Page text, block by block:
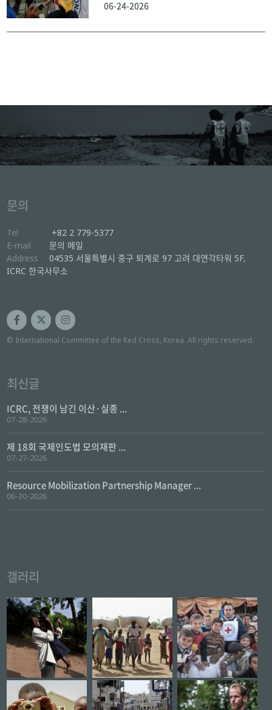
06-24-2026
문의
Tel
+82 2 779-5377
E-mail
문의 메일
Address
04535 서울특별시 중구 퇴계로 97 고려 대연각타워 5F,
ICRC 한국사무소
© International Committee of the Red Cross, Korea. All rights reserved.
최신글
ICRC, 전쟁이 남긴 이산·실종 ...
07-28-2026
제 18회 국제인도법 모의재판 ...
07-27-2026
Resource Mobilization Partnership Manager ...
06-30-2026
갤러리